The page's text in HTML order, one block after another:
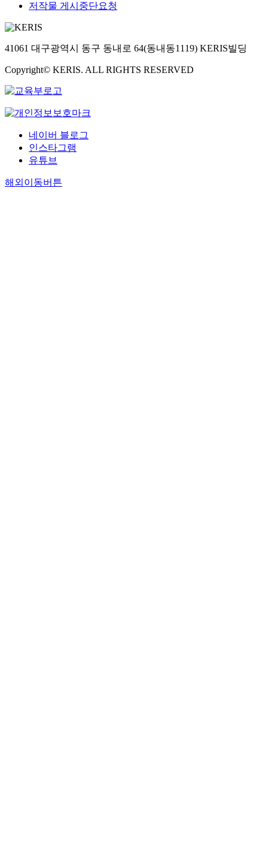
저작물 게시중단요청
41061 대구광역시 동구 동내로 64(동내동1119) KERIS빌딩
Copyright© KERIS. ALL RIGHTS RESERVED
네이버 블로그
인스타그램
유튜브
해외이동버튼